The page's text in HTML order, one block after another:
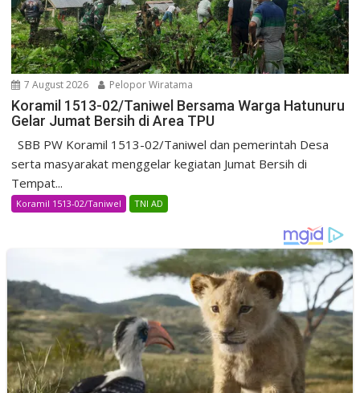
7 August 2026 Pelopor Wiratama
Koramil 1513-02/Taniwel Bersama Warga Hatunuru
Gelar Jumat Bersih di Area TPU
SBB PW Koramil 1513-02/Taniwel dan pemerintah Desa
serta masyarakat menggelar kegiatan Jumat Bersih di
Tempat...
Koramil 1513-02/Taniwel TNI AD